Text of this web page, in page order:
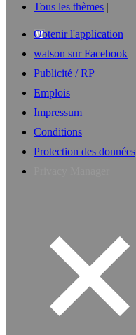
Tous les thèmes
Obtenir l'application
watson sur Facebook
Publicité / RP
Emplois
Impressum
Conditions
Protection des données